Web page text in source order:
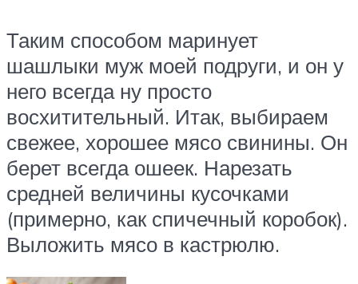
Таким способом маринует
шашлыки муж моей подруги, и он у
него всегда ну просто
восхитительный. Итак, выбираем
свежее, хорошее мясо свинины. Он
берет всегда ошеек. Нарезать
средней величины кусочками
(примерно, как спичечный коробок).
Выложить мясо в кастрюлю.